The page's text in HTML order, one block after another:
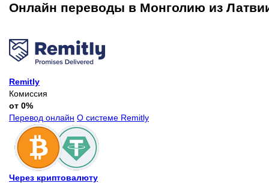
Онлайн переводы в Монголию из
Remitly
Комиссия
от 0%
Перевод онлайн О системе Remitly
Через криптовалюту